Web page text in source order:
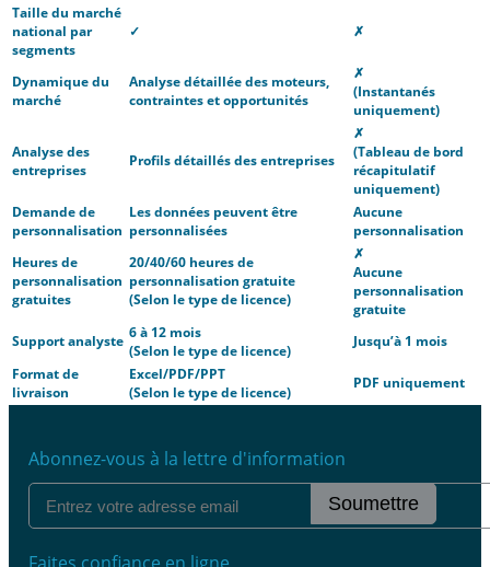
Taille du marché
national par
segments
✓ ✗
Dynamique du
marché
Analyse détaillée des moteurs,
contraintes et opportunités
✗
(Instantanés
uniquement)
Analyse des
entreprises
Profils détaillés des entreprises
✗
(Tableau de bord
récapitulatif
uniquement)
Demande de
personnalisation
Les données peuvent être
personnalisées
Aucune
personnalisation
Heures de
personnalisation
gratuites
20/40/60 heures de
personnalisation gratuite
(Selon le type de licence)
✗
Aucune
personnalisation
gratuite
Support analyste 6 à 12 mois
(Selon le type de licence)
Jusqu’à 1 mois
Format de
livraison
Excel/PDF/PPT
(Selon le type de licence)
PDF uniquement
Abonnez-vous à la lettre d'information
Soumettre